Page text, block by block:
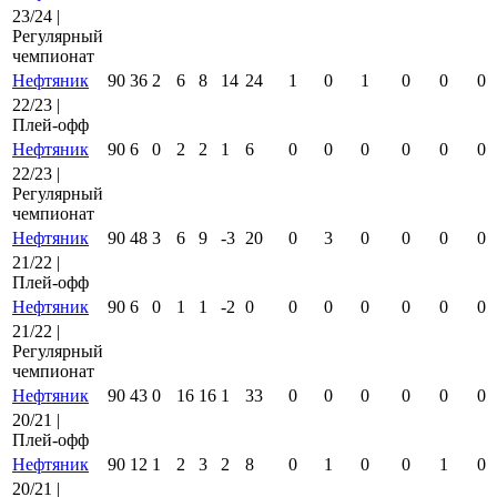
23/24 |
Регулярный
чемпионат
Нефтяник
90 36 2 6 8 14 24 1 0 1 0 0
0
22/23 |
Плей-офф
Нефтяник
90 6 0 2 2 1 6 0 0 0 0 0
0
22/23 |
Регулярный
чемпионат
Нефтяник
90 48 3 6 9 -3 20 0 3 0 0 0
0
21/22 |
Плей-офф
Нефтяник
90 6 0 1 1 -2 0 0 0 0 0 0
0
21/22 |
Регулярный
чемпионат
Нефтяник
90 43 0 16 16 1 33 0 0 0 0 0
0
20/21 |
Плей-офф
Нефтяник
90 12 1 2 3 2 8 0 1 0 0 1
0
20/21 |